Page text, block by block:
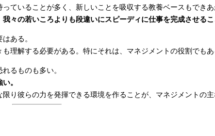
ていることが多く、新しいことを吸収する教養ベースもできあ
々の若いころよりも段違いにスピーディに仕事を完成させるこ
ある。
も理解する必要がある。特にそれは、マネジメントの役割でもあ
るものも多い。
。
り彼らの力を発揮できる環境を作ることが、マネジメントの主